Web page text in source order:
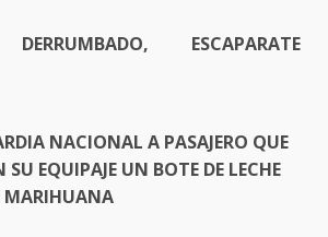
ESCAPARATE
NACIONAL A PASAJERO QUE
SU EQUIPAJE UN BOTE DE LECHE
MARIHUANA